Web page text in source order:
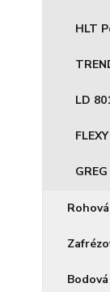
HLT
LD
GREG